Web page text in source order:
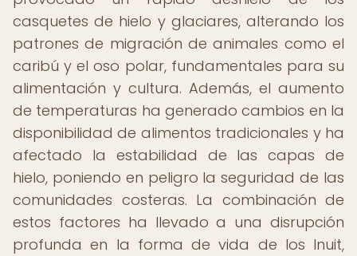
casquetes de hielo y glaciares, alterando los
patrones de migración de animales como el
caribú y el oso polar, fundamentales para su
alimentación y cultura. Además, el aumento
de temperaturas ha generado cambios en la
disponibilidad de alimentos tradicionales y ha
afectado la estabilidad de las capas de
hielo, poniendo en peligro la seguridad de las
comunidades costeras. La combinación de
estos factores ha llevado a una disrupción
profunda en la forma de vida de los Inuit,